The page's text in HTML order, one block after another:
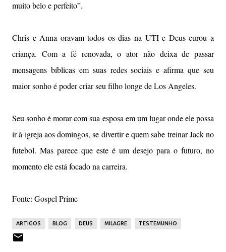
muito belo e perfeito”.
Chris e Anna oravam todos os dias na UTI e Deus curou a
criança. Com a fé renovada, o ator não deixa de passar
mensagens bíblicas em suas redes sociais e afirma que seu
maior sonho é poder criar seu filho longe de Los Angeles.
Seu sonho é morar com sua esposa em um lugar onde ele possa
ir à igreja aos domingos, se divertir e quem sabe treinar Jack no
futebol. Mas parece que este é um desejo para o futuro, no
momento ele está focado na carreira.
Fonte: Gospel Prime
ARTIGOS BLOG DEUS MILAGRE TESTEMUNHO